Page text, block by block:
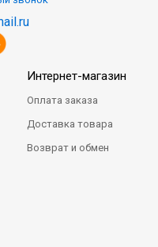
Интернет-магазин
Оплата заказа
Доставка товара
Возврат и обмен